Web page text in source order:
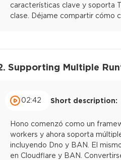
características clave y soporta
clase. Déjame compartir cómo
Supporting Multiple
02:42 Short description:
Hono comenzó como un
workers y ahora soporta
incluyendo Dno y BAN. El
en Cloudflare y BAN.